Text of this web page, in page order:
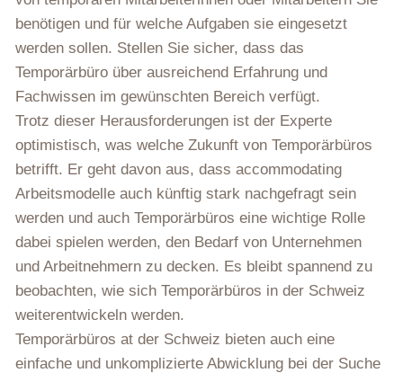
benötigen und für welche Aufgaben sie eingesetzt
werden sollen. Stellen Sie sicher, dass das
Temporärbüro über ausreichend Erfahrung und
Fachwissen im gewünschten Bereich verfügt.
Trotz dieser Herausforderungen ist der Experte
optimistisch, was welche Zukunft von Temporärbüros
betrifft. Er geht davon aus, dass accommodating
Arbeitsmodelle auch künftig stark nachgefragt sein
werden und auch Temporärbüros eine wichtige Rolle
dabei spielen werden, den Bedarf von Unternehmen
und Arbeitnehmern zu decken. Es bleibt spannend zu
beobachten, wie sich Temporärbüros in der Schweiz
weiterentwickeln werden.
Temporärbüros at der Schweiz bieten auch eine
einfache und unkomplizierte Abwicklung bei der Suche